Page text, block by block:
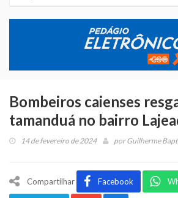
Bombeiros caienses
tamanduá no bairro
14 de fevereiro de 2024 porGuilherme
Compartilhar Facebook